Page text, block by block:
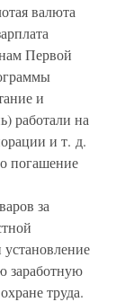
валюта
Первой
и
работали на
и т. д.
погашение
за
заработную
труда.